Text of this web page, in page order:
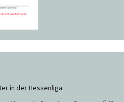
in der Hessenliga